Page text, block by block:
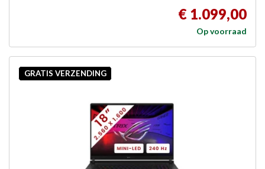
€ 1.099,00
Op voorraad
GRATIS VERZENDING